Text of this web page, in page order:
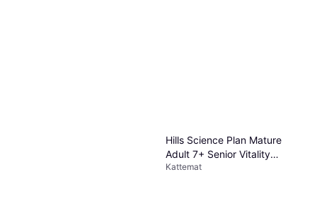
Hills Science Plan Mature
Adult 7+ Senior Vitality
(Chicken Salmon)
Kattemat